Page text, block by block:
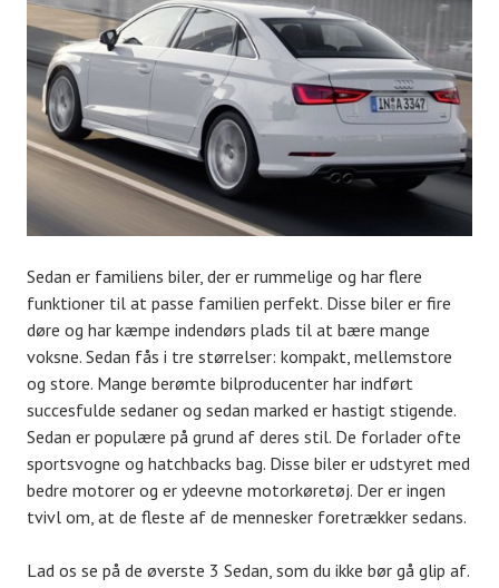
Sedan er familiens biler, der er rummelige og har flere
funktioner til at passe familien perfekt. Disse biler er fire
døre og har kæmpe indendørs plads til at bære mange
voksne. Sedan fås i tre størrelser: kompakt, mellemstore
og store. Mange berømte bilproducenter har indført
succesfulde sedaner og sedan marked er hastigt stigende.
Sedan er populære på grund af deres stil. De forlader ofte
sportsvogne og hatchbacks bag. Disse biler er udstyret med
bedre motorer og er ydeevne motorkøretøj. Der er ingen
tvivl om, at de fleste af de mennesker foretrækker sedans.
Lad os se på de øverste 3 Sedan, som du ikke bør gå glip af.